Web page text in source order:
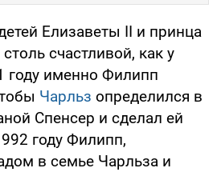
Елизаветы II и принца
счастливой, как у
году именно Филипп
Чарльз определился в
Спенсер и сделал ей
году Филипп,
в семье Чарльза и